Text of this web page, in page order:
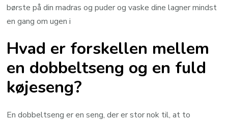
børste på din madras og puder og vaske dine lagner mindst
en gang om ugen i
Hvad er forskellen mellem
en dobbeltseng og en fuld
køjeseng?
En dobbeltseng er en seng, der er stor nok til, at to